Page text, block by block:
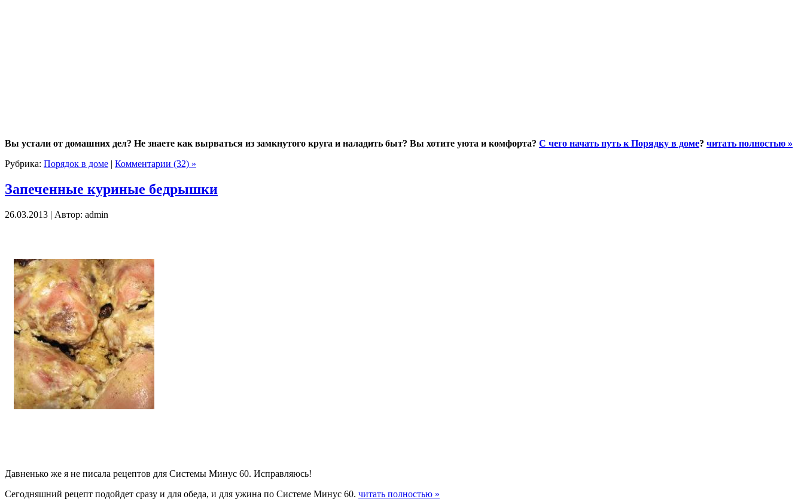
Вы устали от домашних дел? Не знаете как вырваться из замкнутого круга и наладить быт? Вы хотите уюта и комфорта? С чего начать путь к Порядку в доме? читать полностью »
Рубрика: Порядок в доме | Комментарии (32) »
Запеченные куриные бедрышки
26.03.2013 | Автор: admin
Давненько же я не писала рецептов для Системы Минус 60. Исправляюсь!
Сегодняшний рецепт подойдет сразу и для обеда, и для ужина по Системе Минус 60. читать полностью »